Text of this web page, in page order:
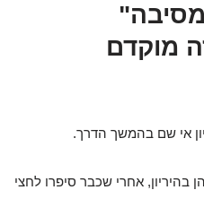
מוקדם
אי שם בהמשך הדרך.
בהיריון, אחרי שכבר סיפרו לחצי